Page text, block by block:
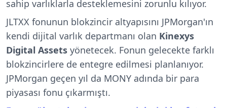
sahip varlıklarla desteklemesini zorunlu kılıyor.
JLTXX fonunun blokzincir altyapısını JPMorgan'ın
kendi dijital varlık departmanı olan Kinexys
Digital Assets yönetecek. Fonun gelecekte farklı
blokzincirlere de entegre edilmesi planlanıyor.
JPMorgan geçen yıl da MONY adında bir para
piyasası fonu çıkarmıştı.